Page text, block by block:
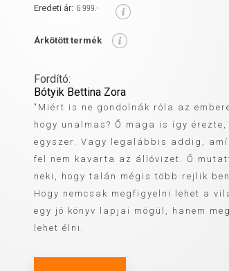
Eredeti ár: 6 999.-
Árkötött termék
Fordító:
Bótyik Bettina Zora
"Miért is ne gondolnák róla az
hogy unalmas? Ő maga is így érezte,
egyszer. Vagy legalábbis addig,
fel nem kavarta az állóvizet. Ő
neki, hogy talán mégis több rejlik
Hogy nemcsak megfigyelni lehet a
egy jó könyv lapjai mögül, hanem
lehet élni.